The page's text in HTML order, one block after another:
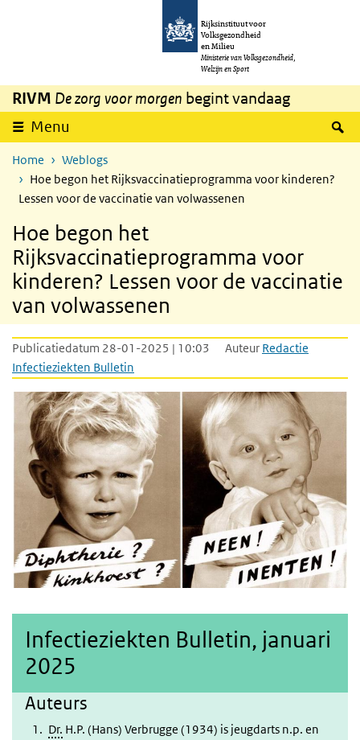
Overslaan en naar de inhoud gaan
Rijksinstituut voor
Volksgezondheid
en Milieu
Ministerie van Volksgezondheid,
Welzijn en Sport
RIVM De zorg voor morgen begint vandaag
Menu
Home
Weblogs
Hoe begon het Rijksvaccinatieprogramma voor kinderen?
Lessen voor de vaccinatie van volwassenen
Hoe begon het
Rijksvaccinatieprogramma voor
kinderen? Lessen voor de vaccinatie
van volwassenen
Publicatiedatum 28-01-2025 | 10:03 Auteur Redactie
Infectieziekten Bulletin
Infectieziekten Bulletin, januari
2025
Auteurs
Dr. H.P. (Hans) Verbrugge (1934) is jeugdarts n.p. en